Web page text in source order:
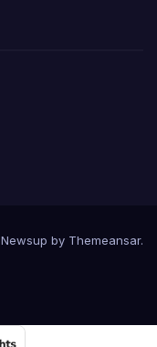
Newsup by Themeansar.